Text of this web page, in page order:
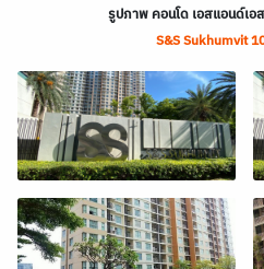
รูปภาพ คอนโด เอสแอนด์เอ
S&S Sukhumvit